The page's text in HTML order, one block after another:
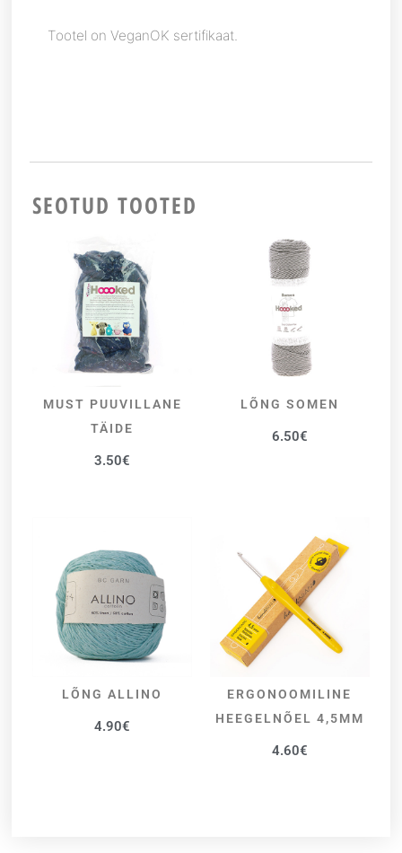
Tootel on VeganOK sertifikaat.
SEOTUD TOOTED
LISA KORVI
MUST PUUVILLANE
TÄIDE
3.50€
VALI
LÕNG SOMEN
6.50€
VALI
LÕNG ALLINO
4.90€
LISA KORVI
ERGONOOMILINE
HEEGELNÕEL 4,5MM
4.60€